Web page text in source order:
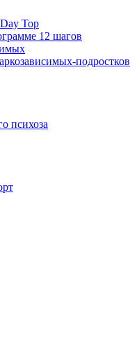
Top
12 шагов
подростков
психоза